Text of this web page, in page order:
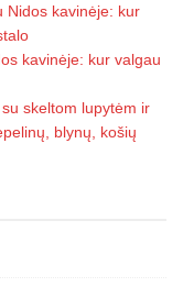
Nidos kavinėje: kur
kavinėje: kur valgau
skeltom lupytėm ir
blynų, košių